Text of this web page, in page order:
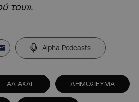
του».
Alpha Podcasts
ΑΛ ΑΧΛΙ ΔΗΜΟΣΙΕΥΜΑ